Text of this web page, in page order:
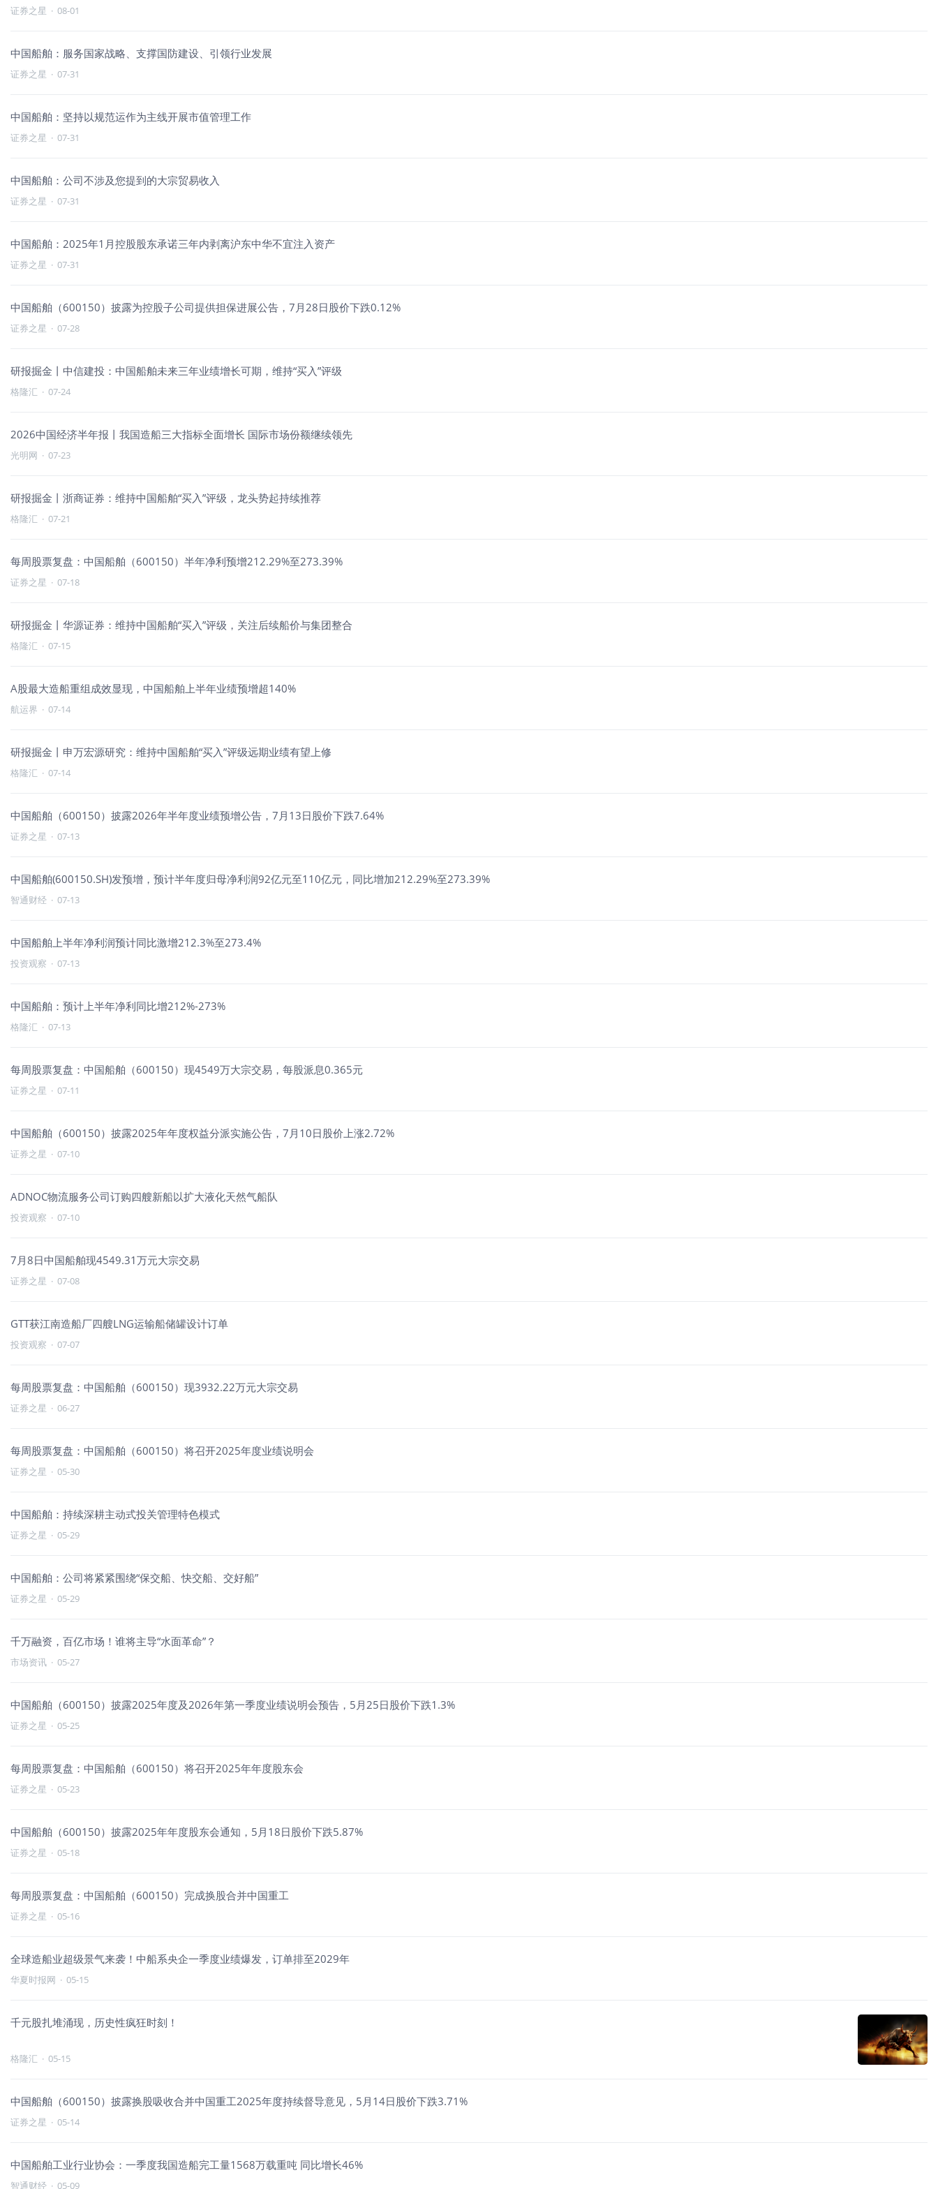
证券之星 · 08-01
中国船舶：服务国家战略、支撑国防建设、引领行业发展
证券之星 · 07-31
中国船舶：坚持以规范运作为主线开展市值管理工作
证券之星 · 07-31
中国船舶：公司不涉及您提到的大宗贸易收入
证券之星 · 07-31
中国船舶：2025年1月控股股东承诺三年内剥离沪东中华不宜注入资产
证券之星 · 07-31
中国船舶（600150）披露为控股子公司提供担保进展公告，7月28日股价下跌0.12%
证券之星 · 07-28
研报掘金丨中信建投：中国船舶未来三年业绩增长可期，维持“买入”评级
格隆汇 · 07-24
2026中国经济半年报丨我国造船三大指标全面增长 国际市场份额继续领先
光明网 · 07-23
研报掘金丨浙商证券：维持中国船舶“买入”评级，龙头势起持续推荐
格隆汇 · 07-21
每周股票复盘：中国船舶（600150）半年净利预增212.29%至273.39%
证券之星 · 07-18
研报掘金丨华源证券：维持中国船舶“买入”评级，关注后续船价与集团整合
格隆汇 · 07-15
A股最大造船重组成效显现，中国船舶上半年业绩预增超140%
航运界 · 07-14
研报掘金丨申万宏源研究：维持中国船舶“买入”评级远期业绩有望上修
格隆汇 · 07-14
中国船舶（600150）披露2026年半年度业绩预增公告，7月13日股价下跌7.64%
证券之星 · 07-13
中国船舶(600150.SH)发预增，预计半年度归母净利润92亿元至110亿元，同比增加212.29%至273.39%
智通财经 · 07-13
中国船舶上半年净利润预计同比激增212.3%至273.4%
投资观察 · 07-13
中国船舶：预计上半年净利同比增212%-273%
格隆汇 · 07-13
每周股票复盘：中国船舶（600150）现4549万大宗交易，每股派息0.365元
证券之星 · 07-11
中国船舶（600150）披露2025年年度权益分派实施公告，7月10日股价上涨2.72%
证券之星 · 07-10
ADNOC物流服务公司订购四艘新船以扩大液化天然气船队
投资观察 · 07-10
7月8日中国船舶现4549.31万元大宗交易
证券之星 · 07-08
GTT获江南造船厂四艘LNG运输船储罐设计订单
投资观察 · 07-07
每周股票复盘：中国船舶（600150）现3932.22万元大宗交易
证券之星 · 06-27
每周股票复盘：中国船舶（600150）将召开2025年度业绩说明会
证券之星 · 05-30
中国船舶：持续深耕主动式投关管理特色模式
证券之星 · 05-29
中国船舶：公司将紧紧围绕“保交船、快交船、交好船”
证券之星 · 05-29
千万融资，百亿市场！谁将主导“水面革命”？
市场资讯 · 05-27
中国船舶（600150）披露2025年度及2026年第一季度业绩说明会预告，5月25日股价下跌1.3%
证券之星 · 05-25
每周股票复盘：中国船舶（600150）将召开2025年年度股东会
证券之星 · 05-23
中国船舶（600150）披露2025年年度股东会通知，5月18日股价下跌5.87%
证券之星 · 05-18
每周股票复盘：中国船舶（600150）完成换股合并中国重工
证券之星 · 05-16
全球造船业超级景气来袭！中船系央企一季度业绩爆发，订单排至2029年
华夏时报网 · 05-15
千元股扎堆涌现，历史性疯狂时刻！
格隆汇 · 05-15
中国船舶（600150）披露换股吸收合并中国重工2025年度持续督导意见，5月14日股价下跌3.71%
证券之星 · 05-14
中国船舶工业行业协会：一季度我国造船完工量1568万载重吨 同比增长46%
智通财经 · 05-09